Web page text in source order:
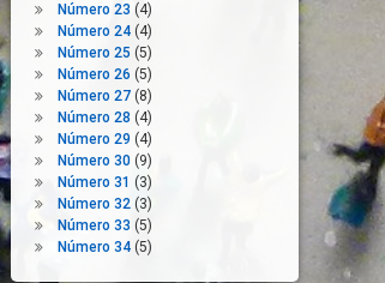
Número 23 (4)
Número 24(4)
Número 25 (5)
Número 26 (5)
Número 27(8)
Número 28 (4)
Número 29 (4)
Número 30(9)
Número 31 (3)
Número 32(3)
Número 33 (5)
Número 34(5)